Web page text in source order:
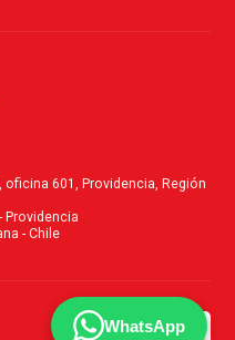
601, Providencia, Región
Providencia
- Chile
WhatsApp